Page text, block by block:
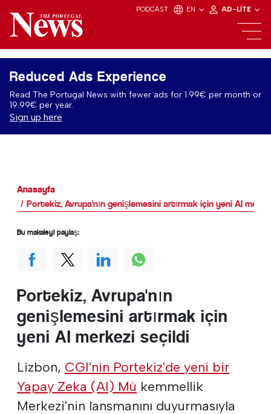
PODCAST EN AD-LITE
Reduced Ads Experience
Read The Portugal News with fewer ads for 1.99€ per month or
19.99€ per year.
Sign up here
Anasayfa
Portekiz, Avrupa'nın genişlemesini artırmak için yeni AI
Portekiz, Avrupa'nın
genişlemesini artırmak için
yeni AI merkezi seçildi
Lizbon, CGI'nin Portekiz'de yeni bir
Yapay Zeka (AI) Mü kemmellik
Merkezi'nin lansmanını duyurmasıyla
Bu makaleyi paylaş: